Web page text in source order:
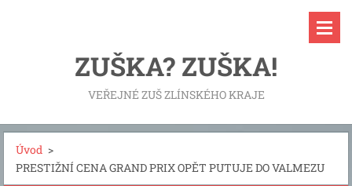
ZUŠKA? ZUŠKA!
VEŘEJNÉ ZUŠ ZLÍNSKÉHO KRAJE
Úvod >
PRESTIŽNÍ CENA GRAND PRIX OPĚT PUTUJE DO VALMEZU